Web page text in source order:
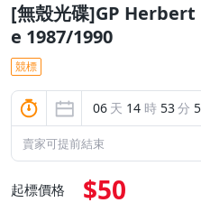
[無殼光碟]GP
e 1987/1990
競標
06 天 14 時 53分
賣家可提前結束
起標價格 $50